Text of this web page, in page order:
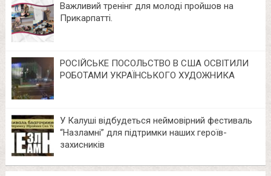
Важливий тренінг для молоді пройшов на
Прикарпатті.
РОСІЙСЬКЕ ПОСОЛЬСТВО В США ОСВІТИЛИ
РОБОТАМИ УКРАЇНСЬКОГО ХУДОЖНИКА
У Калуші відбудеться неймовірний фестиваль
“Назламні” для підтримки наших героїв-
захисників